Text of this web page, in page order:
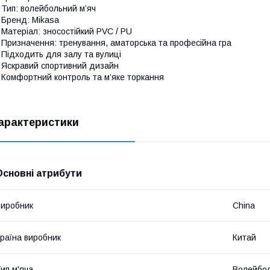
Тип: волейбольний м’яч
Бренд: Mikasa
Матеріал: зносостійкий PVC / PU
Призначення: тренування, аматорська та професійна гра
Підходить для залу та вулиці
Яскравий спортивний дизайн
Комфортний контроль та м’яке торкання
атрибути
China
виробник Китай